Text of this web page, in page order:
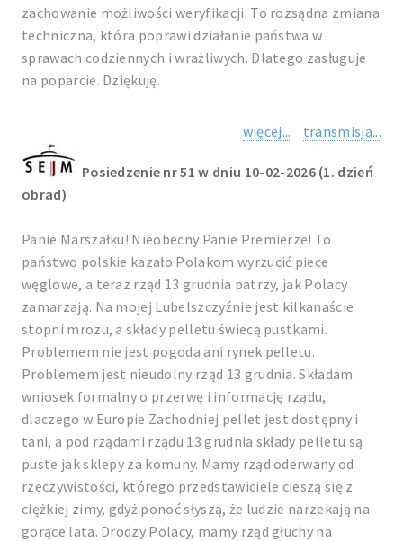
zachowanie możliwości weryfikacji. To rozsądna zmiana
techniczna, która poprawi działanie państwa w
sprawach codziennych i wrażliwych. Dlatego zasługuje
na poparcie. Dziękuję.
więcej... transmisja...
Posiedzenie nr 51 w dniu 10-02-2026 (1. dzień
obrad)
Panie Marszałku! Nieobecny Panie Premierze! To
państwo polskie kazało Polakom wyrzucić piece
węglowe, a teraz rząd 13 grudnia patrzy, jak Polacy
zamarzają. Na mojej Lubelszczyźnie jest kilkanaście
stopni mrozu, a składy pelletu świecą pustkami.
Problemem nie jest pogoda ani rynek pelletu.
Problemem jest nieudolny rząd 13 grudnia. Składam
wniosek formalny o przerwę i informację rządu,
dlaczego w Europie Zachodniej pellet jest dostępny i
tani, a pod rządami rządu 13 grudnia składy pelletu są
puste jak sklepy za komuny. Mamy rząd oderwany od
rzeczywistości, którego przedstawiciele cieszą się z
ciężkiej zimy, gdyż ponoć słyszą, że ludzie narzekają na
gorące lata. Drodzy Polacy, mamy rząd głuchy na